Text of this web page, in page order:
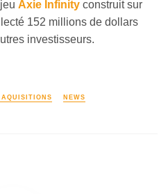
Axie Infinity construit sur
152 millions de dollars
investisseurs.
NEWS